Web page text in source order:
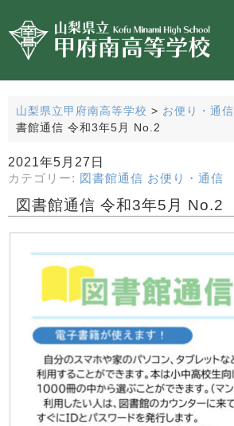
山梨県立甲府南高等学校 > お便り・通信
書館通信 令和3年5月 No.2
2021年5月27日
カテゴリー: 図書館通信 お便り・通信
図書館通信 令和3年5月 No.2